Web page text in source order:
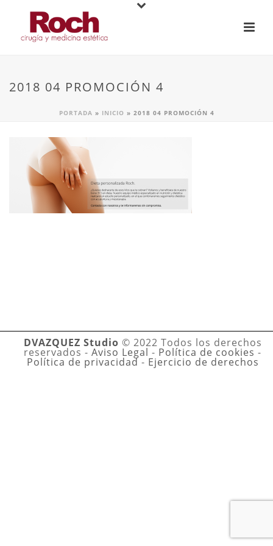
2018 04 PROMOCIÓN 4
PORTADA » INICIO » 2018 04 PROMOCIÓN 4
DVAZQUEZ Studio © 2022 Todos los derechos
reservados - Aviso Legal - Política de cookies -
Política de privacidad- Ejercicio de derechos